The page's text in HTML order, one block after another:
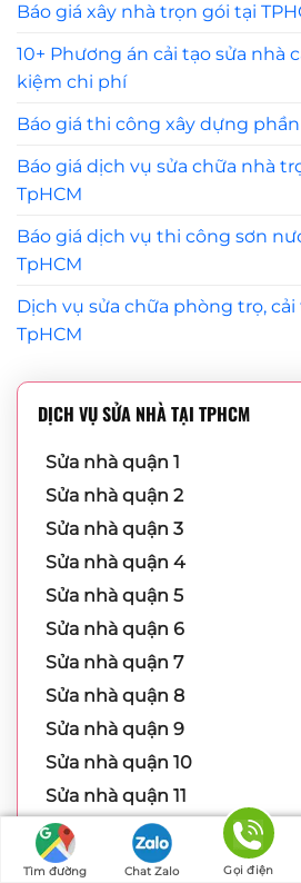
Báo giá xây nhà trọn gói tại
10+ Phương án cải tạo sửa nhà
kiệm chi phí
Báo giá thi công xây dựng
Báo giá dịch vụ sửa chữa nhà
TpHCM
Báo giá dịch vụ thi công sơn
TpHCM
Dịch vụ sửa chữa phòng trọ,
TpHCM
DỊCH VỤ SỬA NHÀ TẠI TPHCM
Sửa nhà quận 1
Sửa nhà quận 2
Sửa nhà quận 3
Sửa nhà quận 4
Sửa nhà quận 5
Sửa nhà quận 6
Sửa nhà quận 7
Sửa nhà quận 8
Sửa nhà quận 9
Sửa nhà quận 10
Sửa nhà quận 11
Sửa nhà quận 12
Sửa nhà Bình Thạnh
Tìm đường Chat Zalo Gọi điện